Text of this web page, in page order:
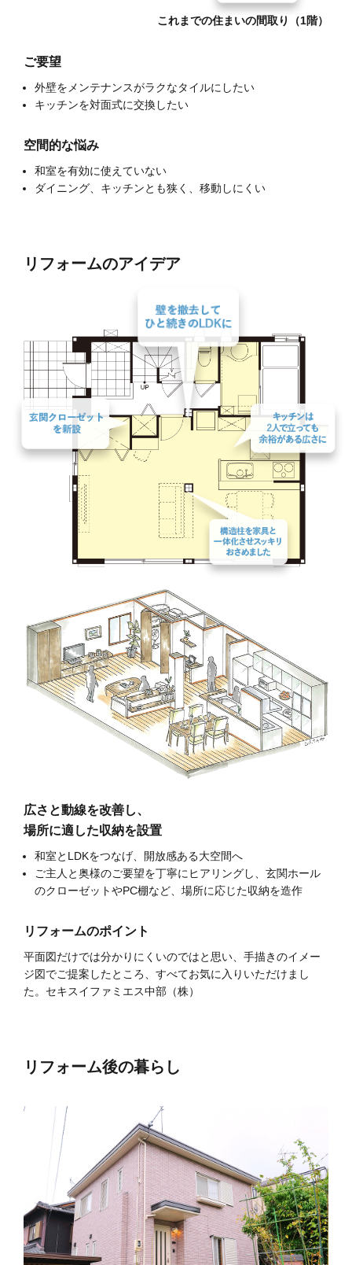
ご要望
外壁をメンテナンスがラクなタイルにしたい
キッチンを対面式に交換したい
空間的な悩み
和室を有効に使えていない
ダイニング、キッチンとも狭く、移動しにくい
これまでの住まいの間取り（1階）
リフォームのアイデア
広さと動線を改善し、
場所に適した収納を設置
和室とLDKをつなげ、開放感ある大空間へ
ご主人と奥様のご要望を丁寧にヒアリングし、玄関ホール
のクローゼットやPC棚など、場所に応じた収納を造作
リフォームのポイント
平面図だけでは分かりにくいのではと思い、 手描きのイメー
ジ図でご提案したところ、すべてお気に入りいただけまし
た。 セキスイファミエス中部（株）
リフォーム後の暮らし